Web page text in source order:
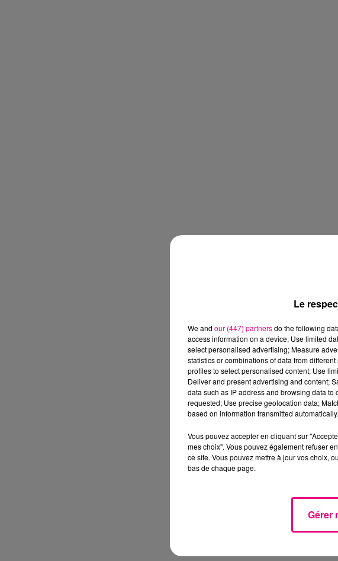
Le
We and our (447) partnersdo the following
access information on a device; Use limited
select personalised advertising; Measure
statistics or combinations of data from
profiles to select personalised content; Use
Deliver and present advertising and content;
data such as IP address and browsing data
requested; Use precise geolocation data;
based on information transmitted automatically.
Vous pouvez accepter en cliquant sur
mes choix". Vous pouvez également refuser
ce site. Vous pouvez mettre à jour vos choix,
bas de chaque page.
Gérer